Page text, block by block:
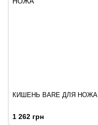
КИШЕНЬ BARE ДЛЯ НОЖА
1 262 грн